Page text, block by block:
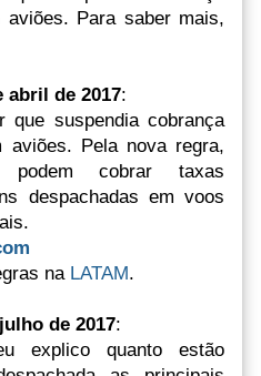
Para saber mais,
abril de 2017:
que suspendia cobrança
aviões. Pela nova regra,
podem cobrar taxas
despachadas em voos
na LATAM.
de 2017:
explico quanto estão